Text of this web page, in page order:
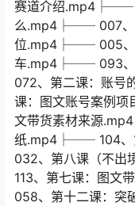
赛道介绍.mp4├──
么.mp4├── 007、
位.mp4├── 005、
车.mp4├── 093、
072、第二课：账
课：图文账号案例
文带货素材来源
纸.mp4├── 104、
032、第八课（不
113、第七课：图
058、第十二课：